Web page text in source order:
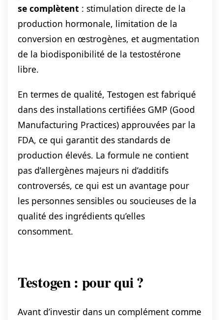
se complètent : stimulation directe de la
production hormonale, limitation de la
conversion en œstrogènes, et augmentation
de la biodisponibilité de la testostérone
libre.
En termes de qualité, Testogen est fabriqué
dans des installations certifiées GMP (Good
Manufacturing Practices) approuvées par la
FDA, ce qui garantit des standards de
production élevés. La formule ne contient
pas d’allergènes majeurs ni d’additifs
controversés, ce qui est un avantage pour
les personnes sensibles ou soucieuses de la
qualité des ingrédients qu’elles
consomment.
Testogen : pour qui ?
Avant d’investir dans un complément comme